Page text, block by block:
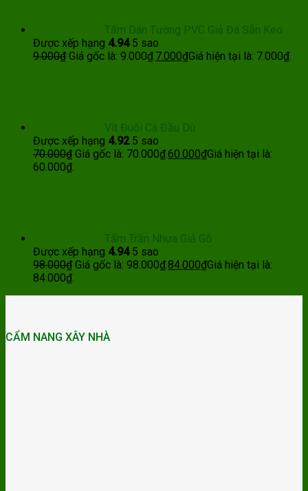
Tấm Dán Tường PVC Giả Đá Sẵn Keo
Được xếp hạng 4.945 sao
9.000₫ Giá gốc là: 9.000₫.7.000₫Giá hiện tại là: 7.000₫.
Vít Đuôi Cá Đầu Dù
Được xếp hạng 4.925 sao
70.000₫ Giá gốc là: 70.000₫.60.000₫Giá hiện tại là:
60.000₫.
Tấm Trần Nhựa Giả Gỗ
Được xếp hạng 4.945 sao
98.000₫ Giá gốc là: 98.000₫.84.000₫Giá hiện tại là:
84.000₫.
CẨM NANG XÂY NHÀ